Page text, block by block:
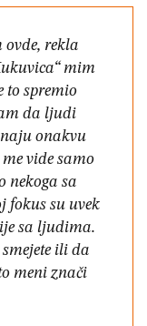
ovde, rekla
mim
to spremio
da ljudi
onakvu
vide samo
nekoga sa
fokus su uvek
sa ljudima.
ili da
meni znači